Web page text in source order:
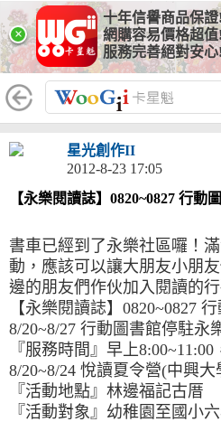
×
十年信譽商品保
網購容易價格超
服務完善絕對安
星光創作II
2012-8-23 17:05
【永樂閱讀誌】0820~0827 行動
書車已經到了永樂社區囉！
動，應該可以讓大朋友小朋
邊的朋友們作伙加入閱讀的行
【永樂閱讀誌】0820~0827
8/20~8/27 行動圖書館停駐永
『服務時間』早上
8/20~8/24 悅讀夏令營(中興
『活動地點』林邊福記古厝
『活動對象』幼稚園至國小